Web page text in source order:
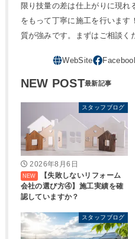
限り技量の差は仕上がりに現れ
をもって丁寧に施工を行います
質が強みです。まずはご相談く
NEW POST
スタッフブログ
2026年8月6日
【失敗しないリフォーム
会社の選び方④】施工実績を確
認していますか？
スタッフブログ